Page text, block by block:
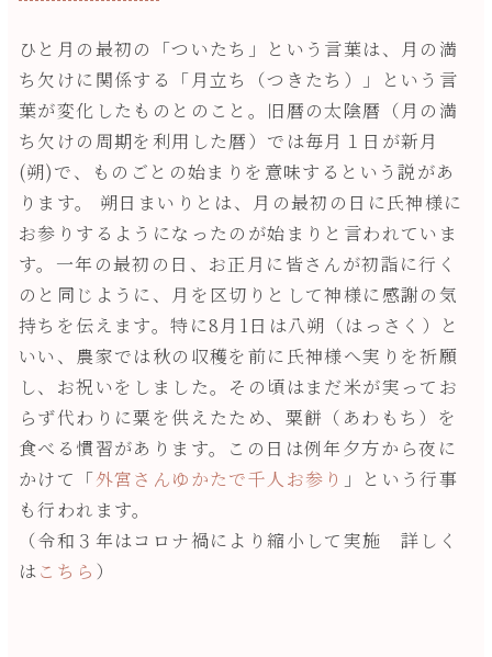
ひと月の最初の「ついたち」という言葉は、月の満
ち欠けに関係する「月立ち（つきたち）」という言
葉が変化したものとのこと。旧暦の太陰暦（月の満
ち欠けの周期を利用した暦）では毎月１日が新月
(朔)で、ものごとの始まりを意味するという説があ
ります。 朔日まいりとは、月の最初の日に氏神様に
お参りするようになったのが始まりと言われていま
す。一年の最初の日、お正月に皆さんが初詣に行く
のと同じように、月を区切りとして神様に感謝の気
持ちを伝えます。特に8月1日は八朔（はっさく）と
いい、農家では秋の収穫を前に氏神様へ実りを祈願
し、お祝いをしました。その頃はまだ米が実ってお
らず代わりに粟を供えたため、粟餅（あわもち）を
食べる慣習があります。この日は例年夕方から夜に
かけて「外宮さんゆかたで千人お参り 」という行事
も行われます。
（令和３年はコロナ禍により縮小して実施 詳しく
はこちら ）